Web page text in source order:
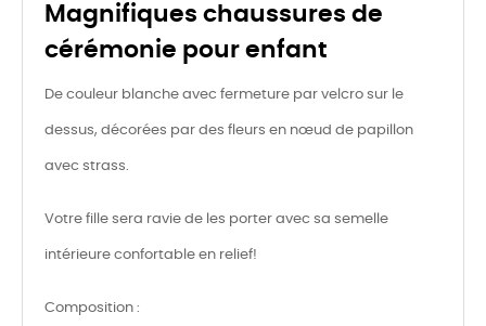
Magnifiques chaussures de
cérémonie pour enfant
De couleur blanche avec fermeture par velcro sur le
dessus, décorées par des fleurs en nœud de papillon
avec strass.
Votre fille sera ravie de les porter avec sa semelle
intérieure confortable en relief!
Composition :